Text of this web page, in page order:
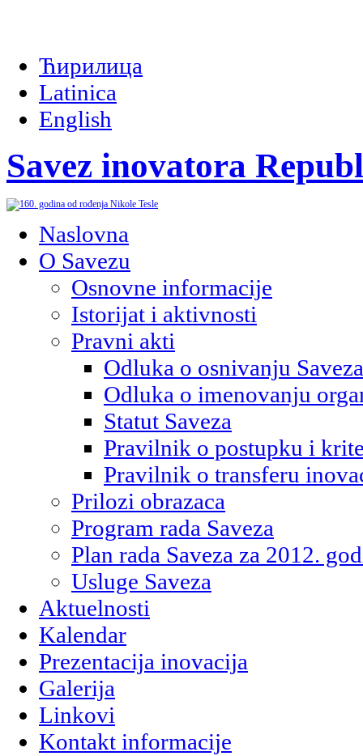
Ћирилица
Latinica
English
Savez inovatora
Naslovna
O Savezu
Osnovne informacije
Istorijat i aktivnosti
Pravni akti
Odluka o osnivanju Saveza
Odluka o imenovanju
Statut Saveza
Pravilnik o postupku i
Pravilnik o transferu
Prilozi obrazaca
Program rada Saveza
Plan rada Saveza za 2012.
Usluge Saveza
Aktuelnosti
Kalendar
Prezentacija inovacija
Galerija
Linkovi
Kontakt informacije